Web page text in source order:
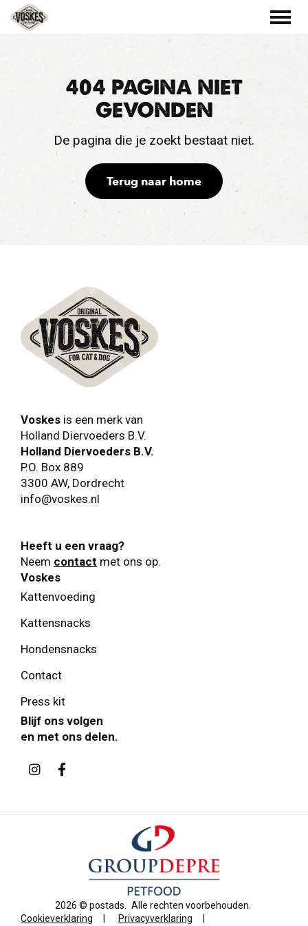
404 PAGINA NIET
GEVONDEN
De pagina die je zoekt bestaat niet.
Terug naar home
Voskes is een merk van
Holland Diervoeders B.V.
Holland Diervoeders B.V.
P.O. Box 889
3300 AW, Dordrecht
info@voskes.nl
Heeft u een vraag?
Neem contact met ons op.
Voskes
Kattenvoeding
Kattensnacks
Hondensnacks
Contact
Press kit
Blijf ons volgen
en met ons delen.
2026 © postads
Alle rechten voorbehouden.
Cookieverklaring
Privacyverklaring